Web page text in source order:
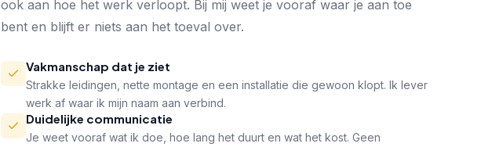
ook aan hoe het werk verloopt. Bij mij weet je vooraf waar je aan toe
bent en blijft er niets aan het toeval over.
Vakmanschap dat je ziet
Strakke leidingen, nette montage en een installatie die gewoon klopt. Ik lever
werk af waar ik mijn naam aan verbind.
Duidelijke communicatie
Je weet vooraf wat ik doe, hoe lang het duurt en wat het kost. Geen